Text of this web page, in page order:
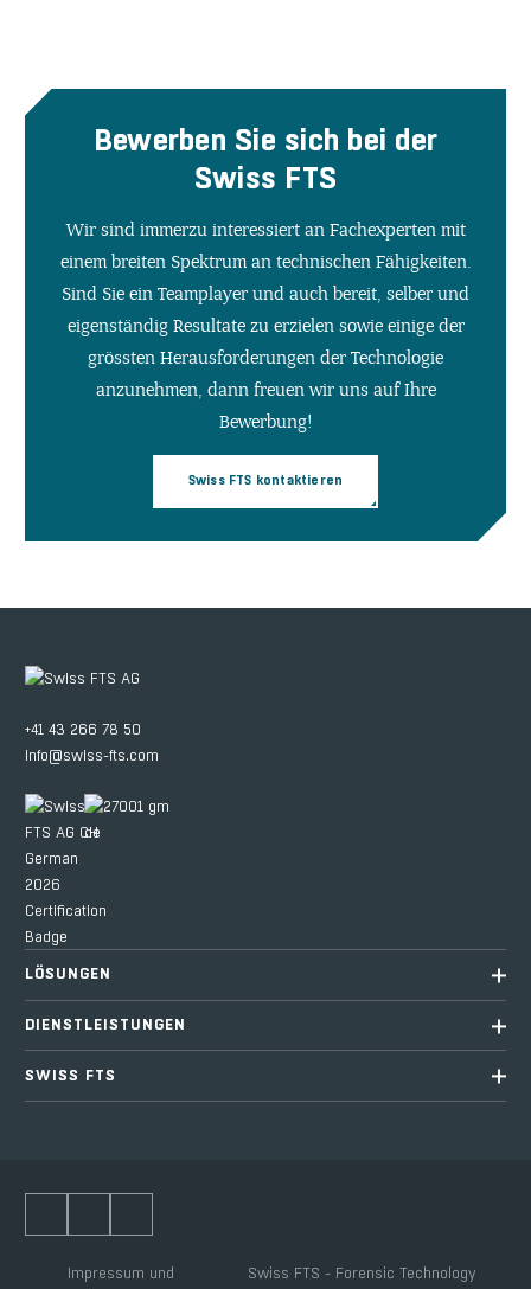
Bewerben Sie sich bei der
Swiss FTS
Wir sind immerzu interessiert an Fachexperten mit
einem breiten Spektrum an technischen Fähigkeiten.
Sind Sie ein Teamplayer und auch bereit, selber und
eigenständig Resultate zu erzielen sowie einige der
grössten Herausforderungen der Technologie
anzunehmen, dann freuen wir uns auf Ihre
Bewerbung!
Swiss FTS kontaktieren
+41 43 266 78 50
info@swiss-fts.com
LÖSUNGEN
DIENSTLEISTUNGEN
SWISS FTS
Impressum und Swiss FTS - Forensic Technology